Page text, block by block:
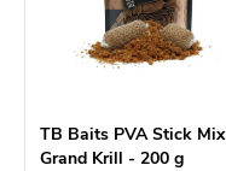
TB Baits PVA Stick Mix
Grand Krill - 200 g